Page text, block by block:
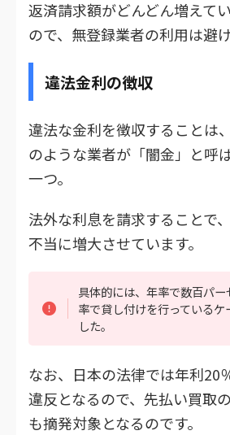
返済請求額がどんどん増えて
ので、無登録業者の利用は避
違法金利の徴収
違法な金利を徴収することは
のような業者が「闇金」と呼
一つ。
法外な利息を請求することで
不当に増大させています。
具体的には、年率で数百パ
率で貸し付けを行っているケ
した。
なお、日本の法律では年利20
違反となるので、先払い買取
も摘発対象となるのです。